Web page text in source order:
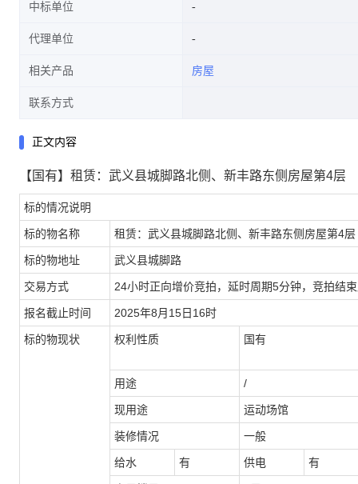
中标单位
代理单位
相关产品 房屋
联系方式
正文内容
【国有】租赁：武义县城脚路北侧、新丰路东侧房屋第4层
标的情况说明
标的物名称 租赁：武义县城脚路北侧、新丰路东侧房屋第4层
标的物地址 武义县城脚路
交易方式 24小时正向增价竞拍，延时周期5分钟，竞拍结
报名截止时间 2025年8月 15日 16时
标的物现状 权利 性质 国有
用途 /
现用途 运动场馆
装修情况 一般
给水 有 供电 有